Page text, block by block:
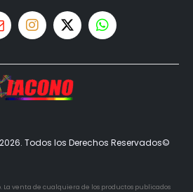
Todos los Derechos Reservados©
La venta de cualquiera de los productos publicados